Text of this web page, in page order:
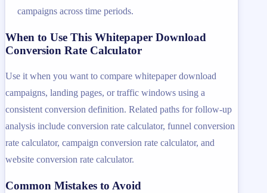
campaigns across time periods.
When to Use This Whitepaper Download
Conversion Rate Calculator
Use it when you want to compare whitepaper download
campaigns, landing pages, or traffic windows using a
consistent conversion definition. Related paths for follow-up
analysis include conversion rate calculator, funnel conversion
rate calculator, campaign conversion rate calculator, and
website conversion rate calculator.
Common Mistakes to Avoid